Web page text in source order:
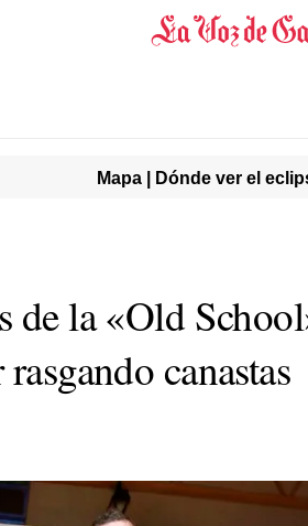
Mapa | Dónde ver el
de la «Old
canastas